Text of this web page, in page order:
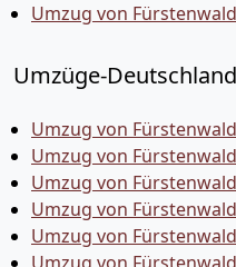
Umzug von
Umzüge-
Umzug von
Umzug von
Umzug von
Umzug von
Umzug von